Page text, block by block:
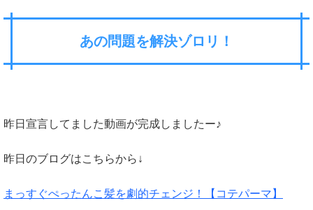
あの問題を解決ゾロリ！
昨日宣言してました動画が完成しましたー♪
昨日のブログはこちらから↓
まっすぐぺったんこ髪を劇的チェンジ！【コテパーマ】